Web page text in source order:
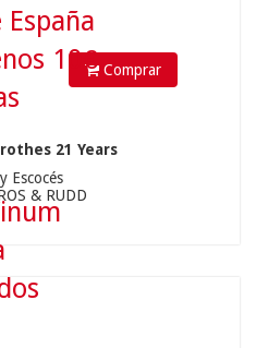
Comprar
21 Years
Escocés
& RUDD
10€